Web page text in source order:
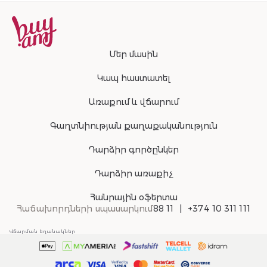
Մեր մասին
Կապ հաստատել
Առաքում և վճարում
Գաղտնիության քաղաքականություն
Դարձիր գործընկեր
Դարձիր առաքիչ
Հանրային օֆերտա
Հաճախորդների սպասարկում88 11 +374 10 311 111
Վճարման եղանակներ